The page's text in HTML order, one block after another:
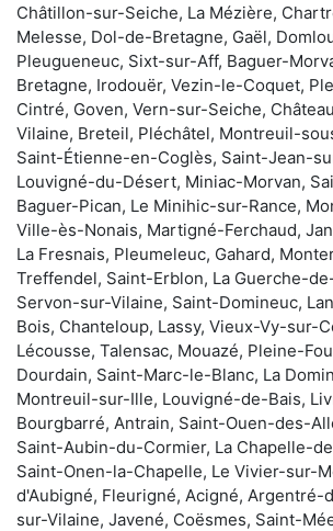
Châtillon-sur-Seiche, La Mézière,
Melesse, Dol-de-Bretagne, Gaël,
Pleugueneuc, Sixt-sur-Aff, Baguer-
Bretagne, Irodouër, Vezin-le-Coquet,
Cintré, Goven, Vern-sur-Seiche,
Vilaine, Breteil, Pléchâtel, Montreuil-
Saint-Étienne-en-Coglès, Saint-Jean-
Louvigné-du-Désert, Miniac-Morvan,
Baguer-Pican, Le Minihic-sur-Rance,
Ville-ès-Nonais, Martigné-Ferchaud,
La Fresnais, Pleumeleuc, Gahard,
Treffendel, Saint-Erblon, La Guerche-
Servon-sur-Vilaine, Saint-Domineuc,
Bois, Chanteloup, Lassy, Vieux-Vy-sur-
Lécousse, Talensac, Mouazé, Pleine-
Dourdain, Saint-Marc-le-Blanc, La
Montreuil-sur-Ille, Louvigné-de-Bais,
Bourgbarré, Antrain, Saint-Ouen-des-
Saint-Aubin-du-Cormier, La Chapelle-
Saint-Onen-la-Chapelle, Le Vivier-sur-
d'Aubigné, Fleurigné, Acigné, Argentré-
sur-Vilaine, Javené, Coësmes, Saint-